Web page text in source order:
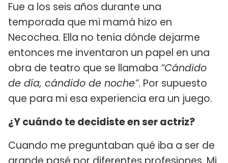
Fue a los seis años durante una
temporada que mi mamá hizo en
Necochea. Ella no tenía dónde dejarme
entonces me inventaron un papel en una
obra de teatro que se llamaba “Cándido
de día, cándido de noche”. Por supuesto
que para mi esa experiencia era un juego.
¿Y cuándo te decidiste en ser actriz?
Cuando me preguntaban qué iba a ser de